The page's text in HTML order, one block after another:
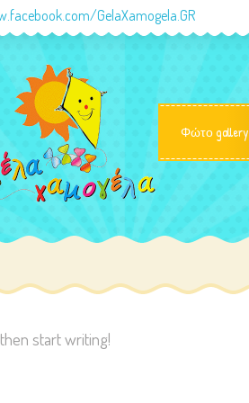
GelaXamogela.GR
Φώτο gallery
start writing!